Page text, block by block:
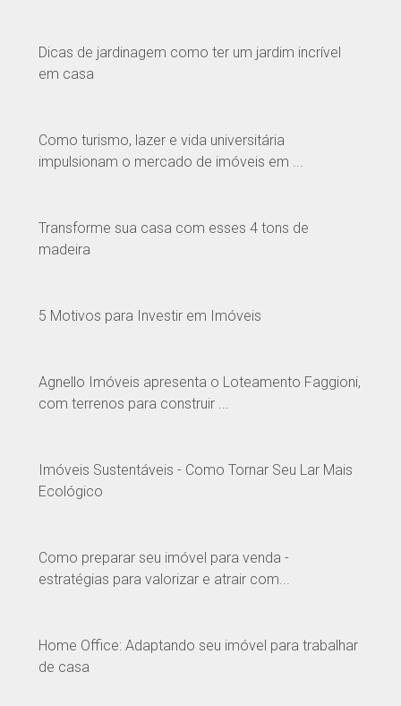
Dicas de jardinagem como ter um jardim incrível
em casa
Como turismo, lazer e vida universitária
impulsionam o mercado de imóveis em ...
Transforme sua casa com esses 4 tons de
madeira
5 Motivos para Investir em Imóveis
Agnello Imóveis apresenta o Loteamento Faggioni,
com terrenos para construir ...
Imóveis Sustentáveis - Como Tornar Seu Lar Mais
Ecológico
Como preparar seu imóvel para venda -
estratégias para valorizar e atrair com...
Home Office: Adaptando seu imóvel para trabalhar
de casa